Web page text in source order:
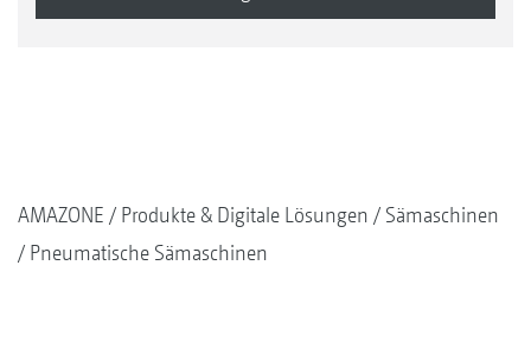
AMAZONE Produkte & Digitale Lösungen
Sämaschinen
Pneumatische Sämaschinen